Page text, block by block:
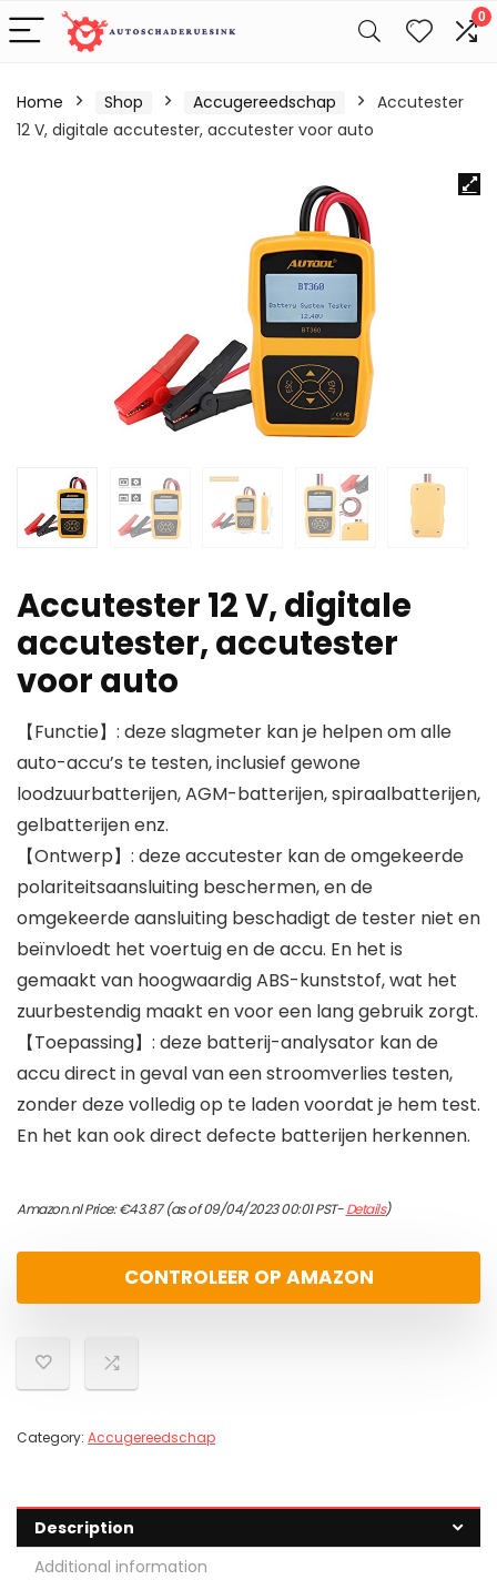
0
Home Shop Accugereedschap
Accutester
12 V, digitale accutester, accutester voor auto
Accutester 12 V, digitale
accutester, accutester
voor auto
【Functie】: deze slagmeter kan je helpen om alle
auto-accu’s te testen, inclusief gewone
loodzuurbatterijen, AGM-batterijen, spiraalbatterijen,
gelbatterijen enz.
【Ontwerp】: deze accutester kan de omgekeerde
polariteitsaansluiting beschermen, en de
omgekeerde aansluiting beschadigt de tester niet en
beïnvloedt het voertuig en de accu. En het is
gemaakt van hoogwaardig ABS-kunststof, wat het
zuurbestendig maakt en voor een lang gebruik zorgt.
【Toepassing】: deze batterij-analysator kan de
accu direct in geval van een stroomverlies testen,
zonder deze volledig op te laden voordat je hem test.
En het kan ook direct defecte batterijen herkennen.
Amazon.nl Price:€43.87(as of 09/04/2023 00:01 PST-Details)
CONTROLEER OP AMAZON
Category: Accugereedschap
Description
Additional information